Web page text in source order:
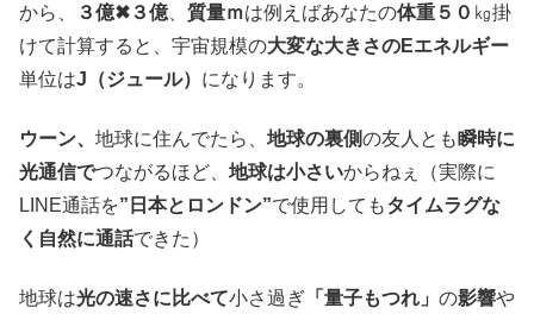
から、
３億✖３億 質量ｍは例えばあなたの体重５０ ㎏掛
けて計算すると、宇宙規模の大変な大きさのEエネルギー
単位はJ（ジュール） になります。
ウーン、 地球に住んでたら、 地球の裏側の友人とも瞬時に
光通信でつながるほど、 地球は小さいからねぇ（実際に
LINE通話を”日本とロンドン”で使用してもタイムラグな
く自然に通話できた）
地球は光の速さに比べて小さ過ぎ 「量子もつれ」 の影響や